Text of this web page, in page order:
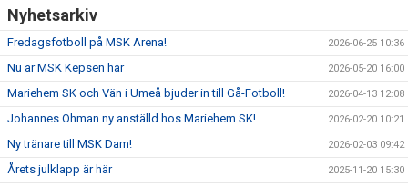
Nyhetsarkiv
Fredagsfotboll på MSK Arena! 2026-06-25 10:36
Nu är MSK Kepsen här 2026-05-20 16:00
Mariehem SK och Vän i Umeå bjuder in till Gå-Fotboll! 2026-04-13 12:08
Johannes Öhman ny anställd hos Mariehem SK! 2026-02-20 10:21
Ny tränare till MSK Dam! 2026-02-03 09:42
Årets julklapp är här 2025-11-20 15:30